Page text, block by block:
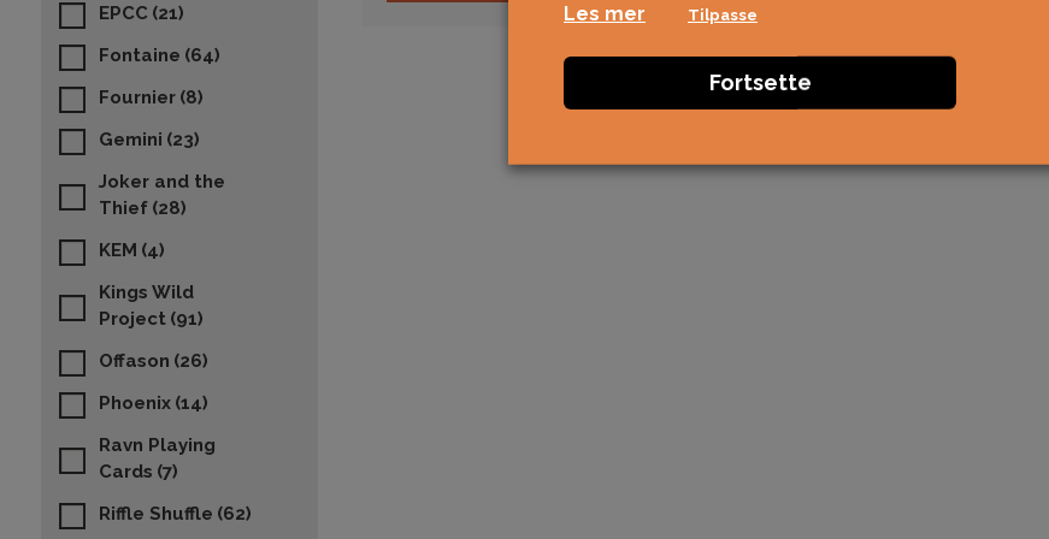
EPCC (21)
Fontaine (64)
Fournier (8)
Gemini (23)
Joker and the
Thief (28)
KEM (4)
Kings Wild
Project (91)
Offason (26)
Phoenix (14)
Ravn Playing
Cards (7)
Riffle Shuffle (62)
Les mer Tilpasse
Fortsette